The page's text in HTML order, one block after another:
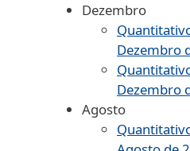
Dezembro
Dezembro
Dezembro
Agosto